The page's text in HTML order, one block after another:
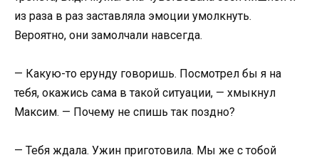
из раза в раз заставляла эмоции умолкнуть.
Вероятно, они замолчали навсегда.
— Какую-то ерунду говоришь. Посмотрел бы я на
тебя, окажись сама в такой ситуации, — хмыкнул
Максим. — Почему не спишь так поздно?
— Тебя ждала. Ужин приготовила. Мы же с тобой